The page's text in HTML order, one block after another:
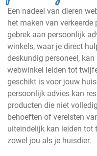
Een nadeel van dieren
het maken van
gebrek aan persoonlijk
winkels, waar je direct
deskundig personeel,
webwinkel leiden tot
geschikt is voor jouw
persoonlijk advies kan
producten die niet
behoeften of vereisten
uiteindelijk kan leiden tot
zowel jou als je huisdier.